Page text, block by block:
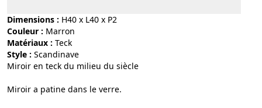
Dimensions : H40 x L40 x P2
Couleur :
marron
Matériaux :
teck
Style :
scandinave
Miroir en teck du milieu du siècle
Miroir a patine dans le verre.